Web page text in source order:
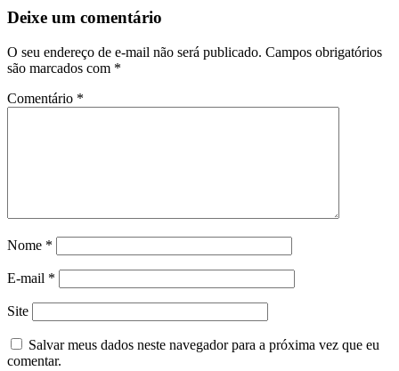
Deixe um comentário
O seu endereço de e-mail não será publicado. Campos obrigatórios
são marcados com *
Comentário *
Nome *
E-mail *
Site
Salvar meus dados neste navegador para a próxima vez que eu
comentar.